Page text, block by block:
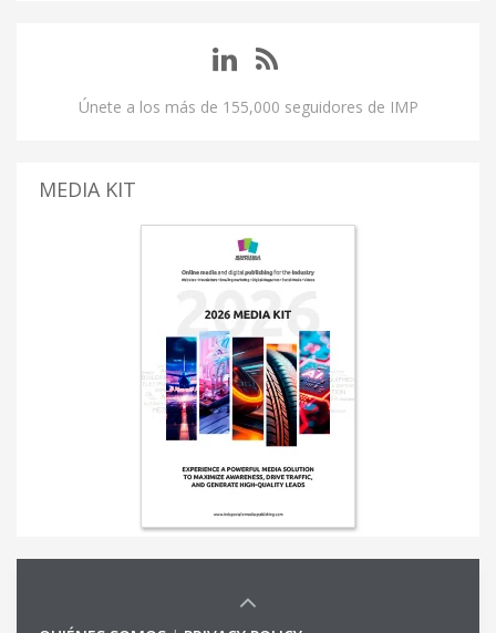
Únete a los más de 155,000 seguidores de IMP
MEDIA KIT